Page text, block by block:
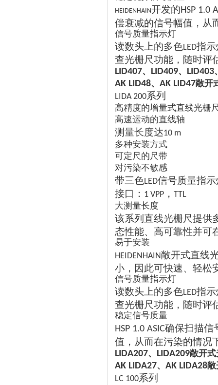
HEIDENHAIN开发的HSP 1.0
偿衰减的信号幅值，从
信号质量指示灯
读数头上的多色LED指
查光栅尺功能，随时评
LID407、 LID409、 LID403
AK LID48、 AK LID47敞开
LIDA 200系列
高精度的增量式直线光栅
高速运动的直线轴
测量长度达10 m
多种安装方式
可定尺的尺带
对污染不敏感
带三色LED信号质量指示
接口： 1 VPP ， TTL
大测量长度
该系列直线光栅尺提供
态性能、高可靠性并可
易于安装
HEIDENHAIN敞开式直线
小，因此可快速、轻松
信号质量指示灯
读数头上的多色LED指
查光栅尺功能，随时评
稳定信号质量
HSP 1.0 ASIC确保扫描信
值，从而在污染的情况
LIDA207、 LIDA209敞开
AK LIDA27、 AK LIDA28敞
LC 100系列